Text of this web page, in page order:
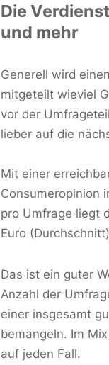
Die
und mehr
Generell wird
mitgeteilt wieviel
vor der
lieber auf die
Mit einer
Consumeropinion
pro Umfrage liegt
Euro
Das ist ein guter
Anzahl der
einer insgesamt
bemängeln. Im
auf jeden Fall.